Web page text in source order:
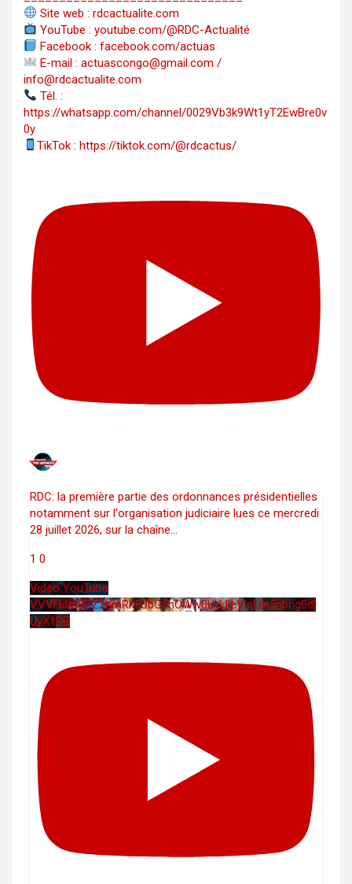
Site web : rdcactualite.com
YouTube : youtube.com/@RDC-Actualité
Facebook : facebook.com/actuas
E-mail : actuascongo@gmail.com /
info@rdcactualite.com
Tél. : ‪‪‪‪‪‪‪‪‪‪‪‪‪‪‪‪‪‪‪‪‪‪‪‪‪‪‪‪‪‪‪‪
https://whatsapp.com/channel/0029Vb3k9Wt1yT2EwBre0v
0y
TikTok : https://tiktok.com/@rdcactus/
RDC: la première partie des ordonnances présidentielles
notamment sur l'organisation judiciaire lues ce mercredi
28 juillet 2026, sur la chaîne...
1 0
Vidéo YouTube
VVVHdm9BZ2hmRk5UbG5hOWw0UUJleVlnLm5nbng0dj
UyX1RB